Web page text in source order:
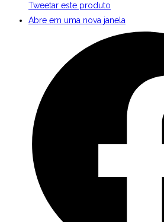
Tweetar este produto
Abre em uma nova janela